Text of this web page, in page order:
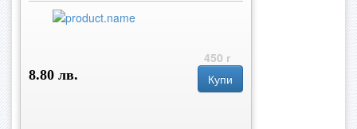
450 г
8.80 лв.
Купи